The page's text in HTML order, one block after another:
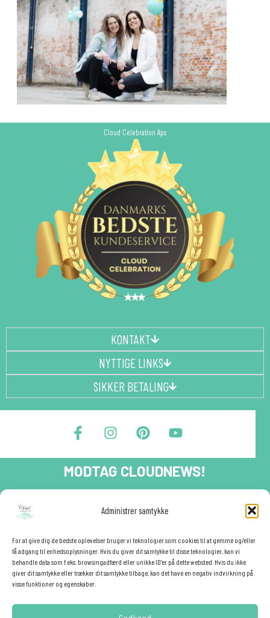
Administrer samtykke
For at give dig de bedste oplevelser bruger vi teknologier som cookies til at gemme og/eller
få adgang til enhedsoplysninger. Hvis du giver dit samtykke til disse teknologier, kan vi
behandle data som f.eks. browsingadfærd eller unikke ID'er på dette websted. Hvis du ikke
giver dit samtykke eller trækker dit samtykke tilbage, kan det have en negativ indvirkning på
visse funktioner og egenskaber.
Cloud Celebration Aps
KONTAKT
NYTTIGE LINKS
SIKKER BETALING
a
c
e
b
o
f
n
s
t
a
g
a
i
n
t
e
r
s
o
t
u
b
MODTAG CLOUDNEWS!
festinspiration direkte i din indbakke.🎉
Fornavn
E-mail